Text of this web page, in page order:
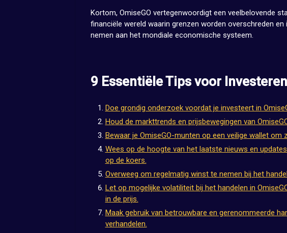
Kortom, OmiseGO vertegenwoordigt een veelbelovende
financiële wereld waarin grenzen worden overschreden
nemen aan het mondiale economische systeem.
9 Essentiële Tips voor
Doe grondig onderzoek voordat je investeert in
Houd de markttrends en prijsbewegingen van
Bewaar je OmiseGO-munten op een veilige wallet om
Wees op de hoogte van het laatste nieuws en
op de koers.
Overweeg om regelmatig winst te nemen bij het
Let op mogelijke volatiliteit bij het handelen in
in de prijs.
Maak gebruik van betrouwbare en gerenommeerde
verhandelen.